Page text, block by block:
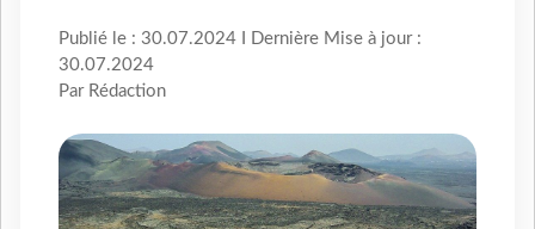
Publié le : 30.07.2024 I Dernière Mise à jour :
30.07.2024
Par Rédaction